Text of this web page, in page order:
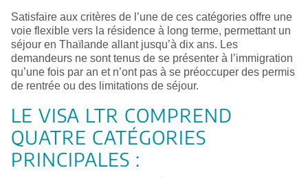
Satisfaire aux critères de l’une de ces catégories offre une
voie flexible vers la résidence à long terme, permettant un
séjour en Thaïlande allant jusqu’à dix ans. Les
demandeurs ne sont tenus de se présenter à l’immigration
qu’une fois par an et n’ont pas à se préoccuper des permis
de rentrée ou des limitations de séjour.
LE VISA LTR COMPREND
QUATRE CATÉGORIES
PRINCIPALES :